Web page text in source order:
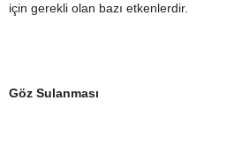
için gerekli olan bazı etkenlerdir.
Göz Sulanması